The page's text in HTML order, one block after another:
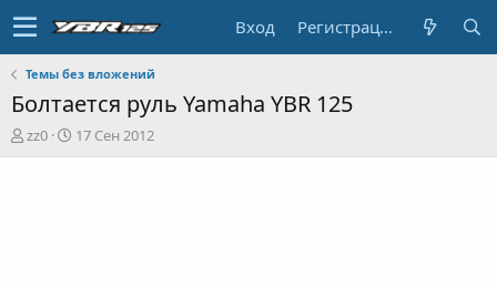
Вход Регистрация
Темы без вложений
Болтается руль Yamaha YBR 125
А
в
zz0
Д
а
17 Сен 2012